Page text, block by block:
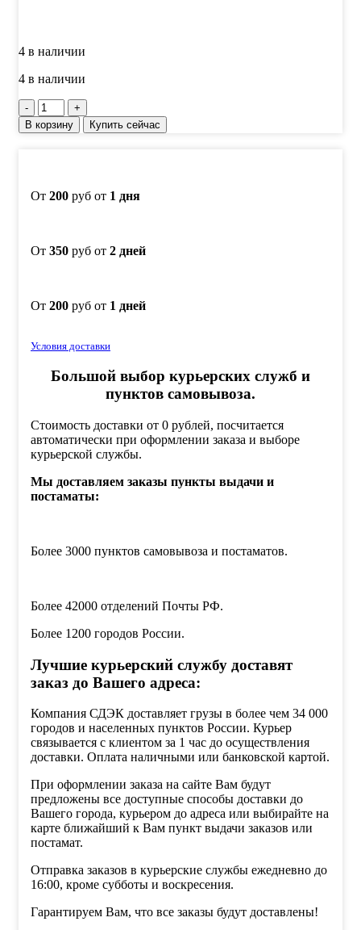
4 в наличии
4 в наличии
Количество
товара
Паста
0,1
В корзину Купить сейчас
От 200 руб от 1 дня
От 350 руб от 2 дней
От 200 руб от 1 дней
Условия доставки
Большой выбор курьерских служб и
пунктов самовывоза.
Стоимость доставки от 0 рублей, посчитается
автоматически при оформлении заказа и выборе
курьерской службы.
Мы доставляем заказы пункты выдачи и
постаматы:
Более 3000 пунктов самовывоза и постаматов.
Более 42000 отделений Почты РФ.
Более 1200 городов России.
Лучшие курьерский службу доставят
заказ до Вашего адреса:
Компания СДЭК доставляет грузы в более чем 34 000
городов и населенных пунктов России. Курьер
связывается с клиентом за 1 час до осуществления
доставки. Оплата наличными или банковской картой.
При оформлении заказа на сайте Вам будут
предложены все доступные способы доставки до
Вашего города, курьером до адреса или выбирайте на
карте ближайший к Вам пункт выдачи заказов или
постамат.
Отправка заказов в курьерские службы ежедневно до
16:00, кроме субботы и воскресения.
Гарантируем Вам, что все заказы будут доставлены!